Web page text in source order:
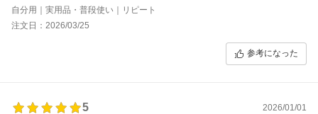
自分用｜実用品・普段使い｜リピート
注文日：2026/03/25
参考になった
5
2026/01/01